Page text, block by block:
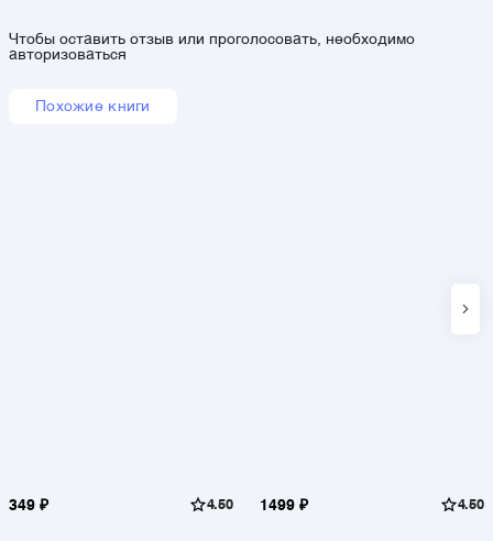
Чтобы оставить отзыв или проголосовать, необходимо
авторизоваться
Похожие книги
349 ₽ 4.50 1499 ₽ 4.50